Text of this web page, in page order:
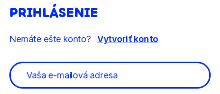
PRIHLÁSENIE
Nemáte ešte konto? Vytvoriť konto